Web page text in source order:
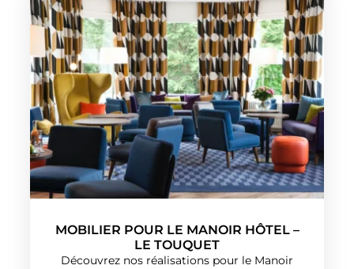
MOBILIER POUR LE MANOIR HÔTEL –
LE TOUQUET
Découvrez nos réalisations pour le Manoir